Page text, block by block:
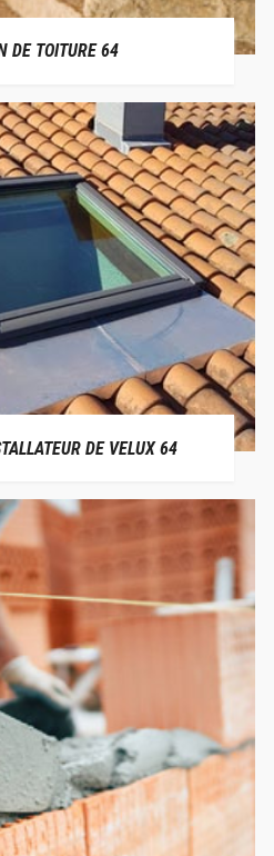
DE TOITURE 64
DE VELUX 64